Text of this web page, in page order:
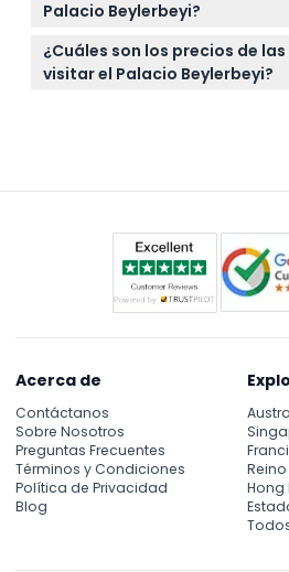
fecha y hora correcta al
Palacio Beylerbeyi?
Lleve zapatos cómodos para
impresa o en su dispositivo
¿Cuáles son los precios de
visitar el Palacio Beylerbeyi?
por 50 TL (sujeto a cambios —
Acerca de
Contáctanos
Sobre Nosotros
Preguntas Frecuentes
Términos y Condiciones
Política de Privacidad
Blog
Hong